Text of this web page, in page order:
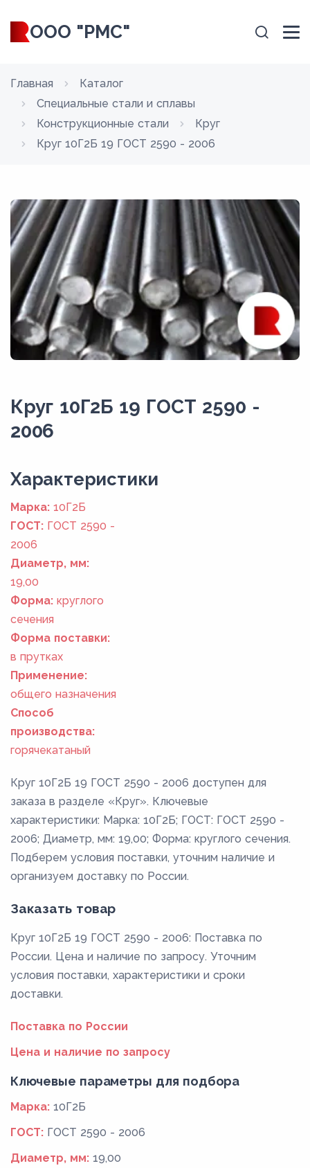
ООО "РМС"
Главная
Каталог
Специальные стали и сплавы
Конструкционные стали
Круг
Круг 10Г2Б 19 ГОСТ 2590 - 2006
Круг 10Г2Б 19 ГОСТ 2590 -
2006
Xарактеристики
Марка: 10Г2Б
ГОСТ: ГОСТ 2590 -
2006
Диаметр, мм:
19,00
Форма: круглого
сечения
Форма поставки:
в прутках
Применение:
общего назначения
Способ
производства:
горячекатаный
Круг 10Г2Б 19 ГОСТ 2590 - 2006 доступен для
заказа в разделе «Круг». Ключевые
характеристики: Марка: 10Г2Б; ГОСТ: ГОСТ 2590 -
2006; Диаметр, мм: 19,00; Форма: круглого сечения.
Подберем условия поставки, уточним наличие и
организуем доставку по России.
Заказать товар
Круг 10Г2Б 19 ГОСТ 2590 - 2006: Поставка по
России. Цена и наличие по запросу. Уточним
условия поставки, характеристики и сроки
доставки.
Поставка по России
Цена и наличие по запросу
Ключевые параметры для подбора
Марка: 10Г2Б
ГОСТ: ГОСТ 2590 - 2006
Диаметр, мм: 19,00